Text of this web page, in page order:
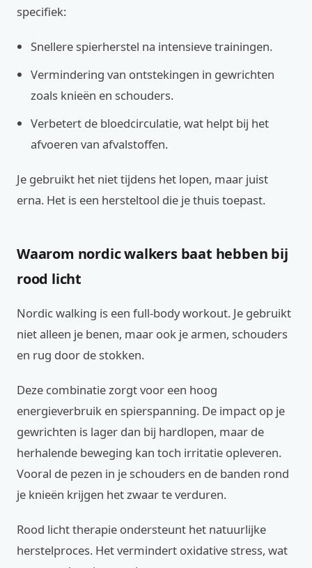
specifiek:
Snellere spierherstel na intensieve trainingen.
Vermindering van ontstekingen in gewrichten
zoals knieën en schouders.
Verbetert de bloedcirculatie, wat helpt bij het
afvoeren van afvalstoffen.
Je gebruikt het niet tijdens het lopen, maar juist
erna. Het is een hersteltool die je thuis toepast.
Waarom nordic walkers baat hebben bij
rood licht
Nordic walking is een full-body workout. Je gebruikt
niet alleen je benen, maar ook je armen, schouders
en rug door de stokken.
Deze combinatie zorgt voor een hoog
energieverbruik en spierspanning. De impact op je
gewrichten is lager dan bij hardlopen, maar de
herhalende beweging kan toch irritatie opleveren.
Vooral de pezen in je schouders en de banden rond
je knieën krijgen het zwaar te verduren.
Rood licht therapie ondersteunt het natuurlijke
herstelproces. Het vermindert oxidative stress, wat